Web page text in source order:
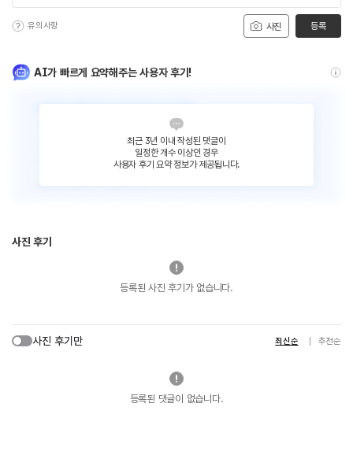
사진
유의사항 등록
AI가 빠르게 요약해주는 사용자 후기!
최근 3년 이내 작성된 댓글이
일정한 개수 이상인 경우
사용자 후기 요약 정보가 제공됩니다.
사진 후기
등록된 사진 후기가 없습니다.
사진 후기만 최신순 추천순
등록된 댓글이 없습니다.